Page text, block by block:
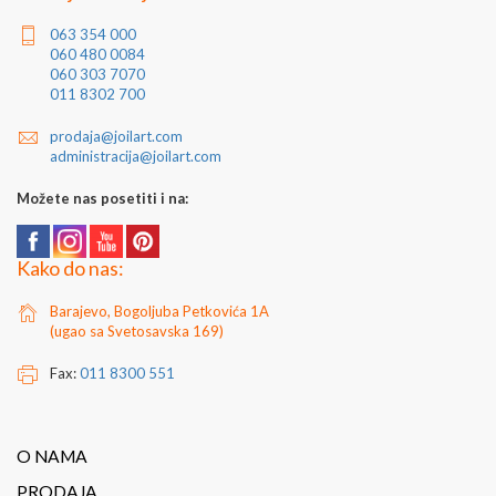
063 354 000
060 480 0084
060 303 7070
011 8302 700
prodaja@joilart.com
administracija@joilart.com
Možete nas posetiti i na:
Kako do nas:
Barajevo, Bogoljuba Petkovića 1A
(ugao sa Svetosavska 169)
Fax:011 8300 551
O NAMA
PRODAJA